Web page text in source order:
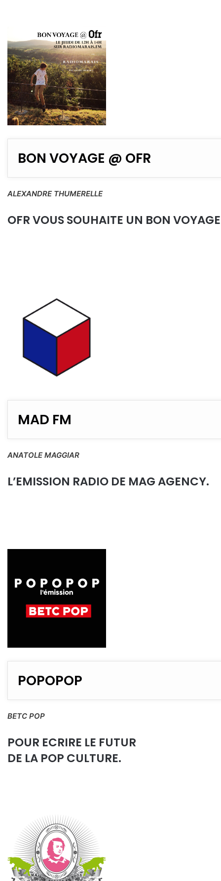
BON VOYAGE @ OFR
ALEXANDRE THUMERELLE
OFR VOUS SOUHAITE UN BON
MAD FM
ANATOLE MAGGIAR
L’EMISSION RADIO DE MAG AGENCY.
POPOPOP
BETC POP
POUR ECRIRE LE FUTUR
DE LA POP CULTURE.